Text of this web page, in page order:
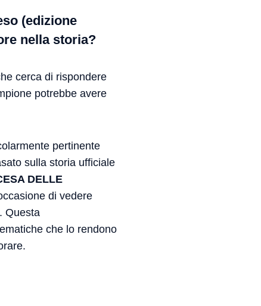
(edizione
nella storia?
cerca di rispondere
potrebbe avere
pertinente
sulla storia ufficiale
DELLE
di vedere
Questa
che lo rendono